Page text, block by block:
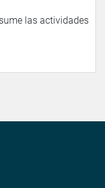
las actividades